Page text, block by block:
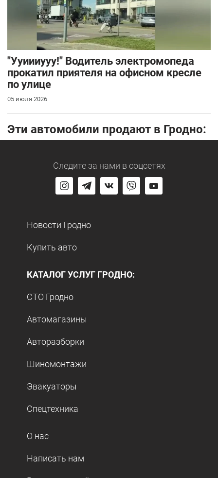
"Ууиииууу!" Водитель электромопеда
прокатил приятеля на офисном кресле
по улице
05 июля 2026
Эти автомобили продают в Гродно:
Следите за нами в соцсетях
Новости Гродно
Купить авто
КАТАЛОГ УСЛУГ ГРОДНО:
СТО Гродно
Автомагазины
Авторазборки
Шиномонтажи
Эвакуаторы
Спецтехника
О нас
Написать нам